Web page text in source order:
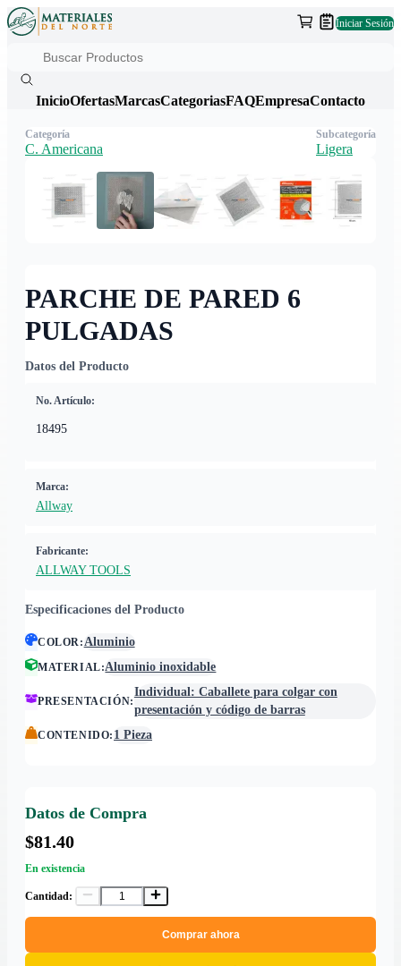
Iniciar Sesión
InicioOfertasMarcasCategoriasFAQEmpresaContacto
PARCHE DE PARED 6
PULGADAS
Datos del Producto
No. Artículo:
18495
Marca:
Allway
Fabricante:
ALLWAY TOOLS
Especificaciones del Producto
COLOR:Aluminio
MATERIAL:Aluminio inoxidable
PRESENTACIÓN:
Individual: Caballete para colgar con
presentación y código de barras
CONTENIDO: 1 Pieza
Datos de Compra
$81.40
En existencia
Cantidad:
Comprar ahora
Categoría
C. Americana
Subcategoría
Ligera